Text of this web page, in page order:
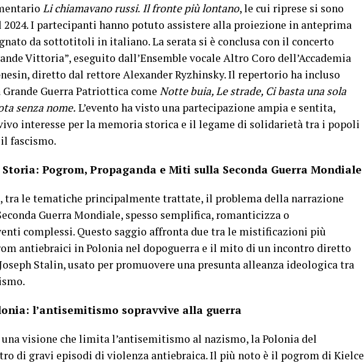
Li chiamavano russi. Il fronte più lontano, le cui riprese si sono
I partecipanti hanno potuto assistere alla proiezione in anteprima
da sottotitoli in italiano. La serata si è conclusa con il concerto
Vittoria”, eseguito dall’Ensemble vocale Altro Coro dell’Accademia
diretto dal rettore Alexander Ryzhinsky. Il repertorio ha incluso
Guerra Patriottica come Notte buia, Le strade, Ci basta una sola
senza nome. L’evento ha visto una partecipazione ampia e sentita,
interesse per la memoria storica e il legame di solidarietà tra i popoli
fascismo.
Pogrom, Propaganda e Miti sulla Seconda Guerra Mondiale
tra le tematiche principalmente trattate, il problema della narrazione
Guerra Mondiale, spesso semplifica, romanticizza o
complessi. Questo saggio affronta due tra le mistificazioni più
antiebraici in Polonia nel dopoguerra e il mito di un incontro diretto
Stalin, usato per promuovere una presunta alleanza ideologica tra
l’antisemitismo sopravvive alla guerra
visione che limita l’antisemitismo al nazismo, la Polonia del
di gravi episodi di violenza antiebraica. Il più noto è il pogrom di Kielce